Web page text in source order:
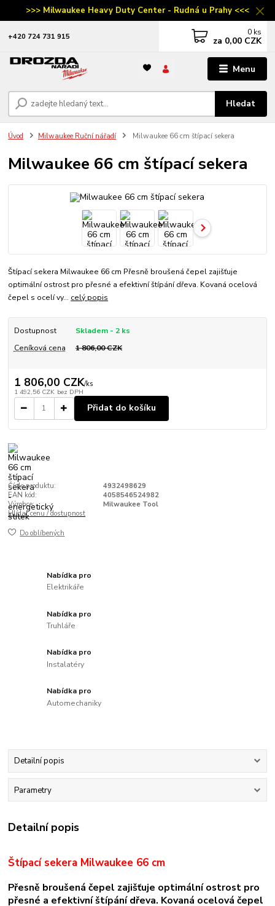
>>> Milwaukee Heavy Duty Center - Rudná u Prahy <<<
Menu
Hledat
‭+420 724 731 915 0 ks
za 0,00 CZK
Úvod Milwaukee Ruční nářadí Milwaukee 66 cm štípací sekera
Milwaukee 66 cm štípací sekera
Štípací sekera Milwaukee 66 cm Přesně broušená čepel zajišťuje
optimální ostrost pro přesné a efektivní štípání dřeva. Kovaná ocelová
čepel s ocelí vy... celý popis
Dostupnost
Skladem - 2 ks
Ceníková cena
1 806,00 CZK
1 806,00 CZK/ks
1 492,56 CZK bez DPH
Přidat do košíku
Číslo produktu:
4932498629
EAN kód:
4058546524982
Výrobce:
Milwaukee Tool
Hlídat cenu / dostupnost
Do oblíbených
Nabídka pro
Elektrikáře
Nabídka pro
Truhláře
Nabídka pro
Instalatéry
Nabídka pro
Automechaniky
Detailní popis
Parametry
Detailní popis
Štípací sekera Milwaukee 66 cm
Přesně broušená čepel zajišťuje optimální ostrost pro
přesné a efektivní štípání dřeva. Kovaná ocelová čepel